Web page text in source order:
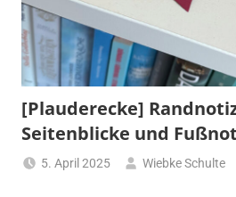
[Plauderecke]
Seitenblicke und
5. April 2025 Wiebke Schulte